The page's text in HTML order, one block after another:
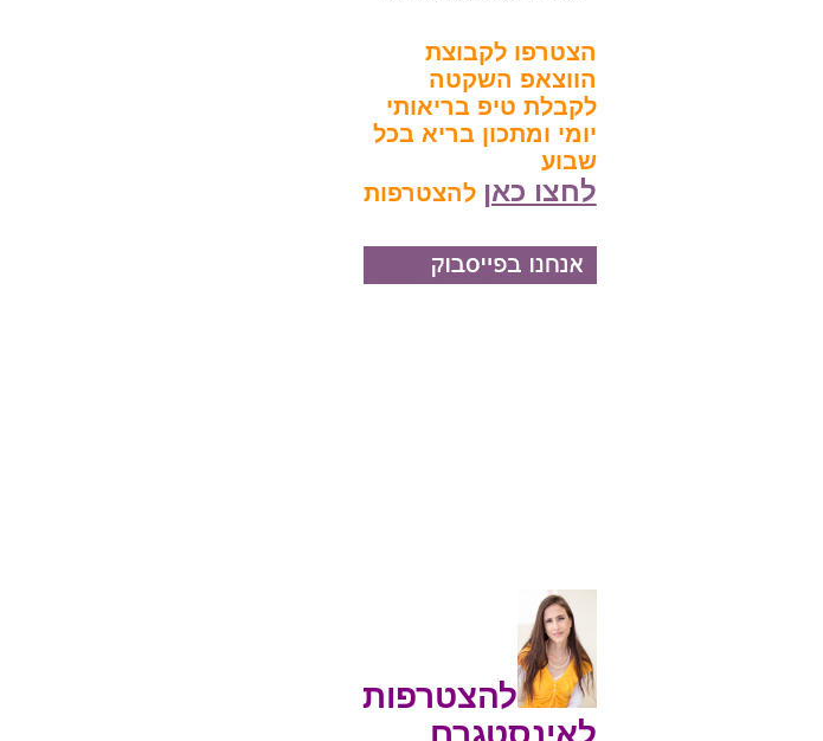
הצטרפו לקבוצת
הווצאפ השקטה
לקבלת טיפ בריאותי
יומי ומתכון בריא בכל
שבוע
לחצו כאן להצטרפות
להצטרפות